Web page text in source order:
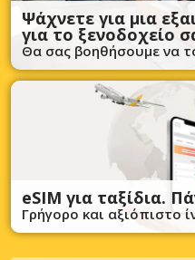
Ψάχνετε για μια
για το ξενοδοχείο
Θα σας βοηθήσουμε να
eSIM για ταξίδια.
Γρήγορο και αξιόπιστο